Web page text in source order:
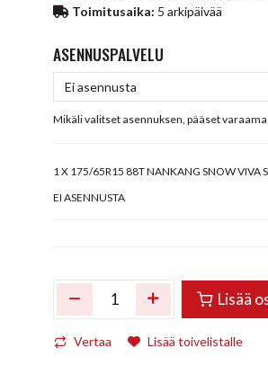
Toimitusaika: 5 arkipäivää
ASENNUSPALVELU
Mikäli valitset asennuksen, pääset
1X 175/65R15 88T NANKANG SNOW VIVA
EI ASENNUSTA
Lisää
Vertaa Lisää toivelistalle